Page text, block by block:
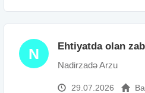
N Ehtiyatda olan
Nadirzadə Arzu
29.07.2026